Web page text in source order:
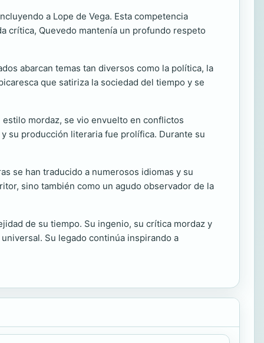
a Lope de Vega. Esta competencia
crítica, Quevedo mantenía un profundo respeto
abarcan temas tan diversos como la política, la
que satiriza la sociedad del tiempo y se
mordaz, se vio envuelto en conflictos
su producción literaria fue prolífica. Durante su
se han traducido a numerosos idiomas y su
sino también como un agudo observador de la
de su tiempo. Su ingenio, su crítica mordaz y
Su legado continúa inspirando a